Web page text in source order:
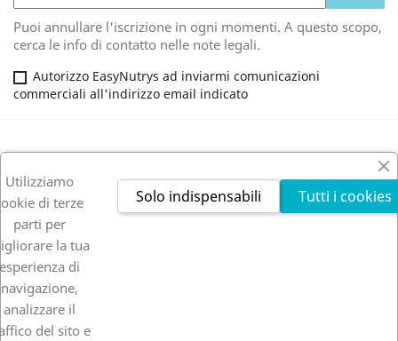
Puoi annullare l'iscrizione in ogni momenti. A questo scopo,
cerca le info di contatto nelle note legali.
Autorizzo EasyNutrys ad inviarmi comunicazioni
commerciali all'indirizzo email indicato
LA NOSTRA AZIENDA 
IL TUO ACCOUNT
INFORMAZIONI NEGOZIO
Utilizziamo
di terze
parti per
la tua
di
navigazione,
analizzare il
del sito e
Tutti i cookies
Solo indispensabili